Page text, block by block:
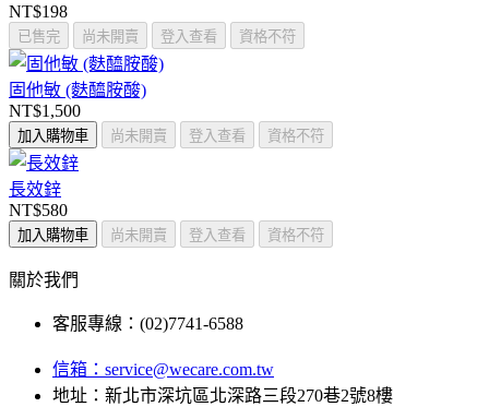
NT$198
已售完 尚未開賣 登入查看 資格不符
固他敏 (麩醯胺酸)
NT$1,500
加入購物車 尚未開賣 登入查看 資格不符
長效鋅
NT$580
加入購物車 尚未開賣 登入查看 資格不符
關於我們
客服專線：(02)7741-6588
信箱： service@wecare.com.tw
地址：新北市深坑區北深路三段270巷2號8樓